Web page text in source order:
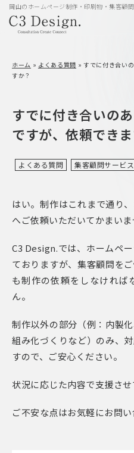
岡山のホームページ制作・印刷物・集客顧問
ホーム » よくある質問 » すでに付き合い
すか？
すでに付き合いの
ですが、依頼でき
よくある質問 集客顧問サービ
はい。制作はこれまで通り
へご依頼いただいてかまいま
C3 Design.では、ホームペ
ておりますが、集客顧問を
も制作の依頼をしなければ
ん。
制作以外の部分（例：内製
組み化づくりなど）のみ、
すので、ご安心ください。
状況に応じた内容で支援させ
ご不安な点はお気軽にお問い